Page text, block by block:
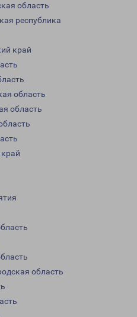
область
республика
край
область
область
область